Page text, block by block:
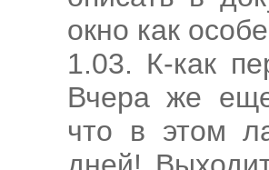
окно как
1.03. К-как
Вчера же
что в этом